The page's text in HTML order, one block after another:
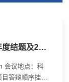
院临床重点项目答辩日程安排（2013年度结题及2014年度中期汇报）
目答辩顺序挂